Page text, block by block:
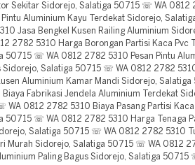
Sekitar Sidorejo, Salatiga 50715 ☏ WA 0812
Pintu Aluminium Kayu Terdekat Sidorejo,
Jasa Bengkel Kusen Railing Aluminium
2782 5310 Harga Borongan Partisi Kaca Pvc
50715 ☏ WA 0812 2782 5310 Pesan Pintu
Sidorejo, Salatiga 50715 ☏ WA 0812 2782
Aluminium Kamar Mandi Sidorejo,
Fabrikasi Jendela Aluminium Terdekat
WA 0812 2782 5310 Biaya Pasang Partisi Kaca
50715 ☏ WA 0812 2782 5310 Harga Tenaga
Salatiga 50715 ☏ WA 0812 2782 5310
Murah Sidorejo, Salatiga 50715 ☏ WA 0812
Paling Bagus Sidorejo, Salatiga 50715